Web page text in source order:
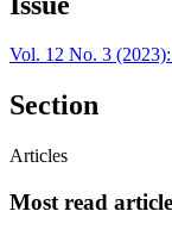
Vol. 12 No. 3
Section
Articles
Most read